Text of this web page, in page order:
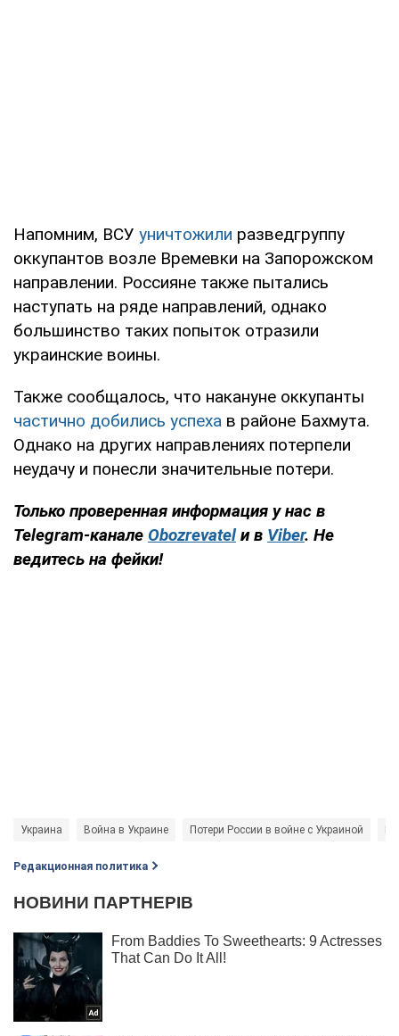
Напомним, ВСУ уничтожили разведгруппу
оккупантов возле Времевки на Запорожском
направлении. Россияне также пытались
наступать на ряде направлений, однако
большинство таких попыток отразили
украинские воины.
Также сообщалось, что накануне оккупанты
частично добились успеха в районе Бахмута.
Однако на других направлениях потерпели
неудачу и понесли значительные потери.
Только проверенная информация у нас в
Telegram-канале Obozrevatelи в Viber. Не
ведитесь на фейки!
Украина Война в Украине Потери России в войне с Украиной
Редакционная политика